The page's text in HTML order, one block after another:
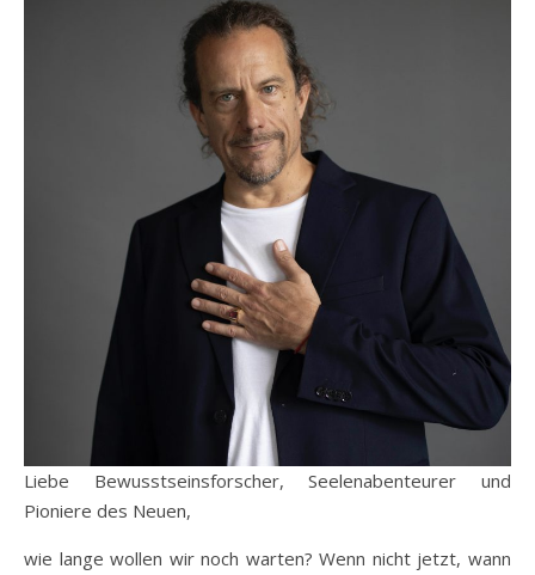
Liebe Bewusstseinsforscher, Seelenabenteurer und
Pioniere des Neuen,
wie lange wollen wir noch warten? Wenn nicht jetzt, wann